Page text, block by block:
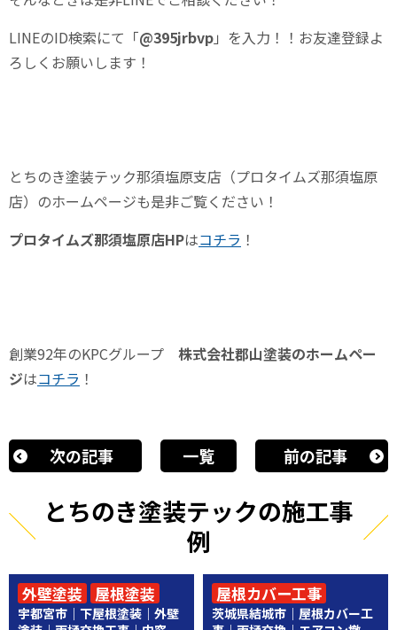
LINEのID検索にて「@395jrbvp」を入力！！お友達登録よ
ろしくお願いします！
とちのき塗装テック那須塩原支店（プロタイムズ那須塩原
店）のホームページも是非ご覧ください！
プロタイムズ那須塩原店HPはコチラ ！
創業92年のKPCグループ 株式会社郡山塗装のホームペー
ジはコチラ ！
次の記事 一覧 前の記事
とちのき塗装テックの施工事
例
宇都宮市｜下屋根塗装｜外壁
外壁塗装
屋根塗装
その他工事
茨城県結城市｜屋根カバー工
屋根カバー工事
その他工事